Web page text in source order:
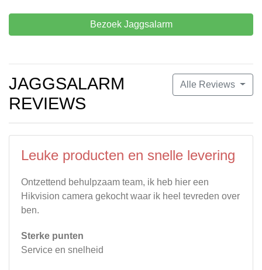
Bezoek Jaggsalarm
Alle Reviews
JAGGSALARM
REVIEWS
Leuke producten en snelle levering
Ontzettend behulpzaam team, ik heb hier een
Hikvision camera gekocht waar ik heel tevreden over
ben.
Sterke punten
Service en snelheid